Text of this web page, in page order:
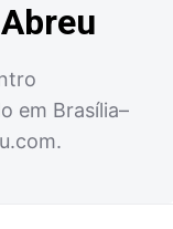
em Brasília–
.